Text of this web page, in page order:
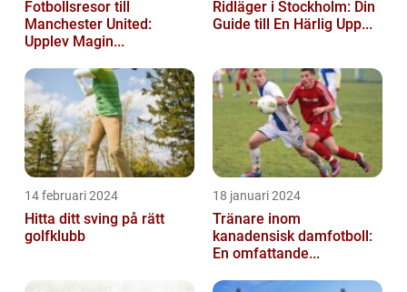
Fotbollsresor till
Manchester United:
Upplev Magin...
Ridläger i Stockholm: Din
Guide till En Härlig Upp...
14 februari 2024
Hitta ditt sving på rätt
golfklubb
18 januari 2024
Tränare inom
kanadensisk damfotboll:
En omfattande...